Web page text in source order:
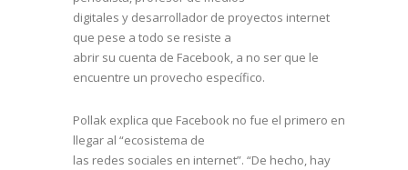
digitales y desarrollador de proyectos internet
que pese a todo se resiste a
abrir su cuenta de Facebook, a no ser que le
encuentre un provecho específico.
Pollak explica que Facebook no fue el primero en
llegar al “ecosistema de
las redes sociales en internet”. “De hecho, hay